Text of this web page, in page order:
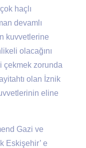
haçlı
devamlı
kuvvetlerine
olacağını
çekmek zorunda
olan İznik
eline
Gazi ve
Eskişehir’ e